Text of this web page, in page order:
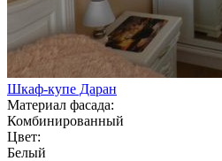
Шкаф-купе Даран
Материал фасада:
Комбинированный
Цвет:
Белый